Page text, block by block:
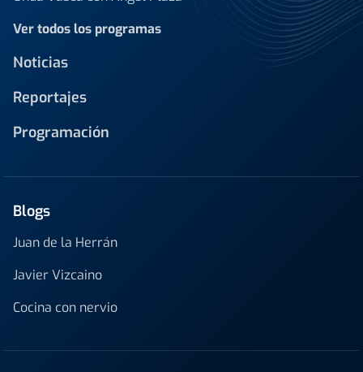
Ver todos los programas
Noticias
Reportajes
Programación
Blogs
Juan de la Herrán
Javier Vizcaino
Cocina con nervio